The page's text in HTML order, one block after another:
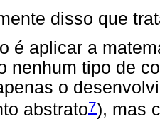
disso que
é aplicar a
nenhum tipo de
o
abstrato7), mas